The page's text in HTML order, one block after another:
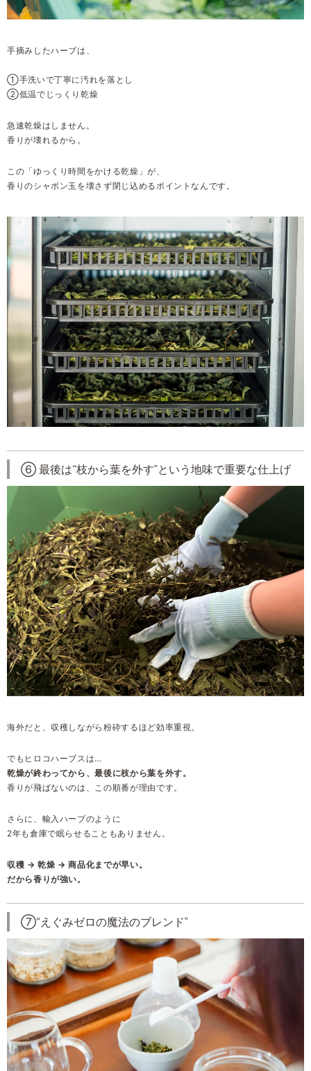
手摘みしたハーブは、
①手洗いで丁寧に汚れを落とし
②低温でじっくり乾燥
急速乾燥はしません。
香りが壊れるから。
この「ゆっくり時間をかける乾燥」が、
香りのシャボン玉を壊さず閉じ込めるポイントなんです。
⑥ 最後は“枝から葉を外す”という地味で重要な仕上げ
海外だと、収穫しながら粉砕するほど効率重視。
でもヒロコハーブスは…
乾燥が終わってから、最後に枝から葉を外す。
香りが飛ばないのは、この順番が理由です。
さらに、輸入ハーブのように
2年も倉庫で眠らせることもありません。
収穫 → 乾燥 → 商品化までが早い。
だから香りが強い。
⑦“えぐみゼロの魔法のブレンド”